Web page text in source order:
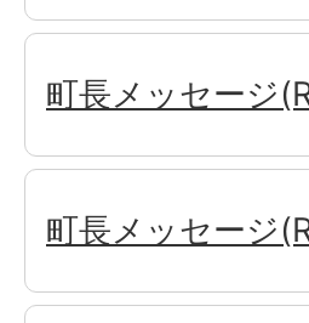
町長メッセージ
町長メッセージ